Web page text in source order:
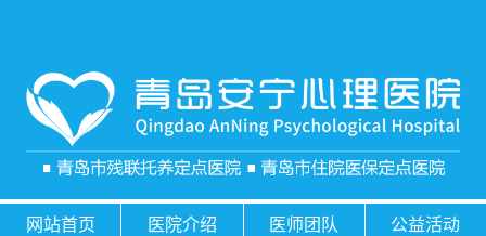
网站首页 医院介绍 医师团队 公益活动